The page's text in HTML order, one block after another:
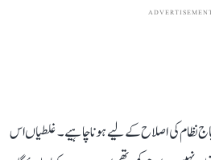
نظام کی اصلاح کے لیے ہونا چاہیے۔ غلطیاں اس